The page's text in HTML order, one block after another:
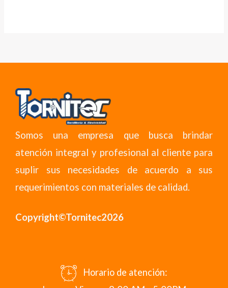
Somos una empresa que busca brindar
atención integral y profesional al cliente para
suplir sus necesidades de acuerdo a sus
requerimientos con materiales de calidad.
Copyright©Tornitec2026
Horario de atención: